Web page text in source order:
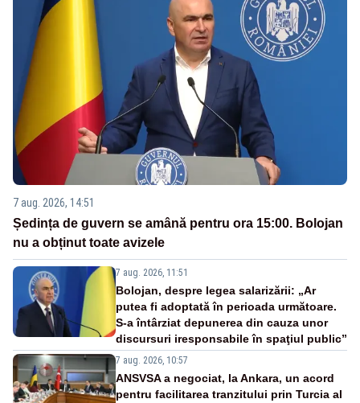
7 aug. 2026, 14:51
Ședința de guvern se amână pentru ora 15:00. Bolojan
nu a obținut toate avizele
7 aug. 2026, 11:51
Bolojan, despre legea salarizării: „Ar
putea fi adoptată în perioada următoare.
S-a întârziat depunerea din cauza unor
discursuri iresponsabile în spaţiul public”
7 aug. 2026, 10:57
ANSVSA a negociat, la Ankara, un acord
pentru facilitarea tranzitului prin Turcia al